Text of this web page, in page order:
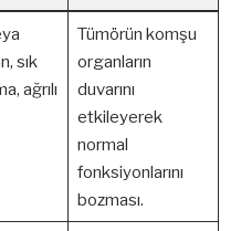
sık
ağrılı
Tümörün komşu
organların
duvarını
etkileyerek
normal
fonksiyonlarını
bozması.